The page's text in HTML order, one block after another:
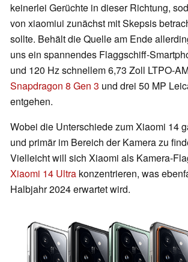
keinerlei Gerüchte in dieser Richtung,
von xiaomiui zunächst mit Skepsis
sollte. Behält die Quelle am Ende
uns ein spannendes Flaggschiff-
und 120 Hz schnellem 6,73 Zoll LTPO-
Snapdragon 8 Gen 3 und drei 50 MP
entgehen.
Wobei die Unterschiede zum Xiaomi 14
und primär im Bereich der Kamera zu
Vielleicht will sich Xiaomi als Kamera-
Xiaomi 14 Ultra konzentrieren, was
Halbjahr 2024 erwartet wird.